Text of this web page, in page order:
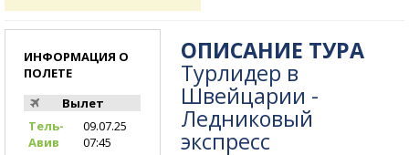
ОПИСАНИЕ ТУРА
Турлидер в
Швейцарии -
Ледниковый
экспресс
ИНФОРМАЦИЯ О
ПОЛЕТЕ
Вылет
Тель-
Авив
09.07.25
07:45